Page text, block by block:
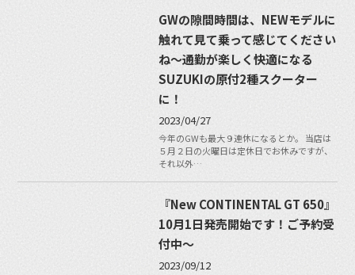
GWの隙間時間は、NEWモデルに
触れて見て乗って感じてください
ね〜通勤が楽しく快適になる
SUZUKIの原付2種スクーター
に！
2023/04/27
今年のGWも最大９連休になるとか。 当店は
５月２日の火曜日は定休日でお休みですが、
それ以外…
『New CONTINENTAL GT 650』
10月1日発売開始です！ご予約受
付中〜
2023/09/12